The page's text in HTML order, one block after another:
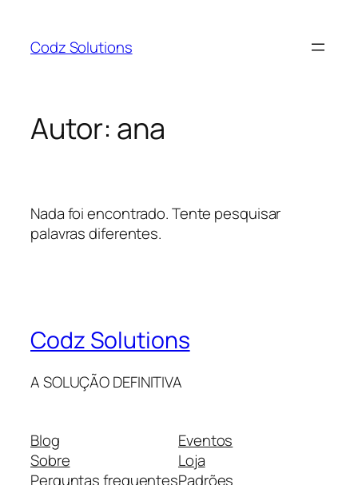
Codz Solutions
Autor: ana
Nada foi encontrado. Tente pesquisar
palavras diferentes.
Codz Solutions
A SOLUÇÃO DEFINITIVA
Blog
Sobre
Perguntas frequentes
Eventos
Loja
Padrões